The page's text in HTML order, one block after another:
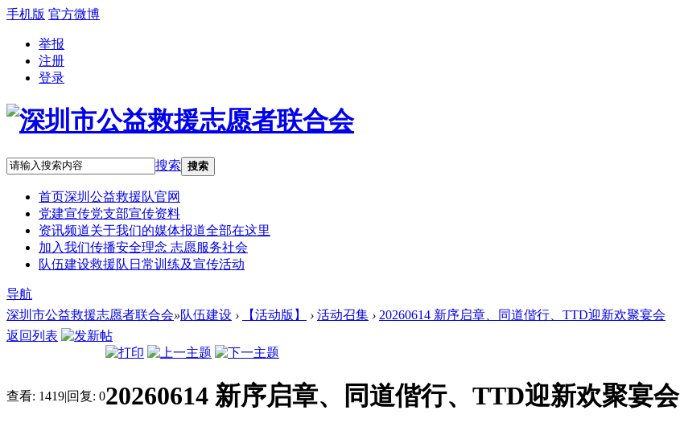
手机版 官方微博
举报
注册
登录
搜索 搜索
首页深圳公益救援队官网
党建宣传党支部宣传资料
资讯频道关于我们的媒体报道全部在这里
加入我们传播安全理念 志愿服务社会
队伍建设救援队日常训练及宣传活动
导航
深圳市公益救援志愿者联合会»队伍建设 › 【活动版】 › 活动召集 › 20260614 新序启章、同道偕行、TTD迎新欢聚宴会
返回列表
查看: 1419|回复: 020260614 新序启章、同道偕行、TTD迎新欢聚宴会